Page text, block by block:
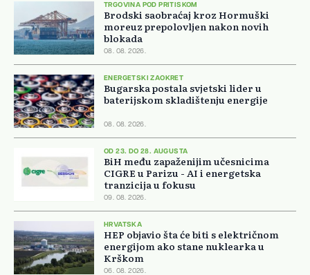
TRGOVINA POD PRITISKOM
Brodski saobraćaj kroz Hormuški
moreuz prepolovljen nakon novih
blokada
08. 08. 2026.
ENERGETSKI ZAOKRET
Bugarska postala svjetski lider u
baterijskom skladištenju energije
08. 08. 2026.
OD 23. DO 28. AUGUSTA
BiH među zapaženijim učesnicima
CIGRE u Parizu - AI i energetska
tranzicija u fokusu
09. 08. 2026.
HRVATSKA
HEP objavio šta će biti s električnom
energijom ako stane nuklearka u
Krškom
06. 08. 2026.